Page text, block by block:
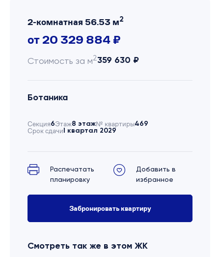
2-комнатная 56.53 м2
от 20 329 884 ₽
Стоимость за м2359 630 ₽
Ботаника
Секция6Этаж8 этаж№ квартиры469
Срок сдачиI квартал 2029
Распечатать
планировку
Добавить в
избранное
Забронировать квартиру
Смотреть так же в этом ЖК